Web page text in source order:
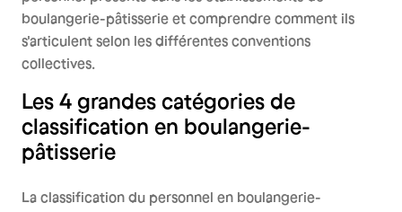
boulangerie-pâtisserie et comprendre comment ils
s'articulent selon les différentes conventions
collectives.
Les 4 grandes catégories de
classification en boulangerie-
pâtisserie
La classification du personnel en boulangerie-